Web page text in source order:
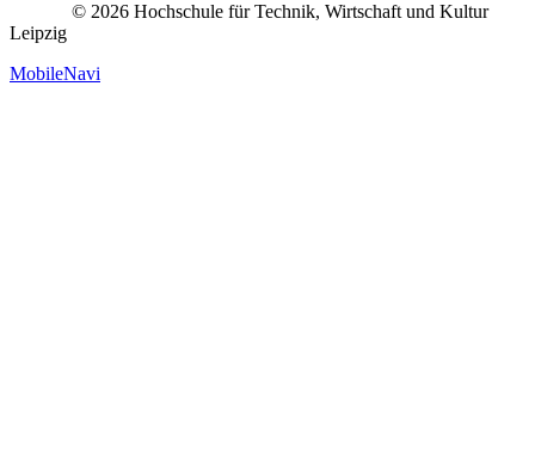
© 2026 Hochschule für Technik, Wirtschaft und Kultur
Leipzig
MobileNavi